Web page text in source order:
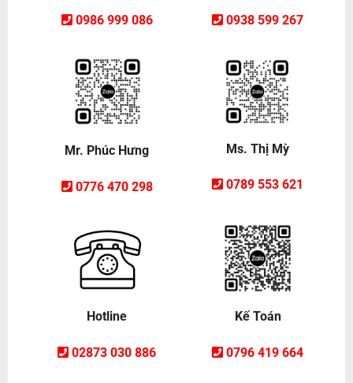
0986 999 086 0938 599 267
Mr. Phúc Hưng
0776 470 298
Ms. Thị Mỳ
0789 553 621
Hotline
02873 030 886
Kế Toán
0796 419 664